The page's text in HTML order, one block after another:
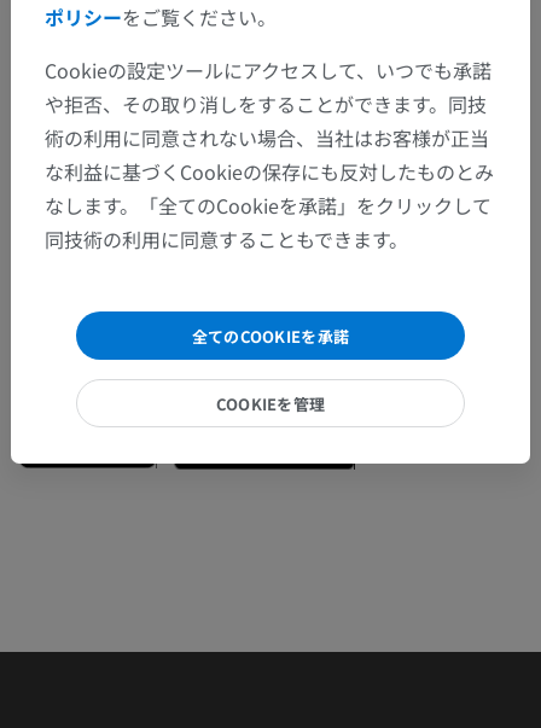
翻訳
間違いを発見しましたか？
修正や翻訳、内容の改善の提案がありましたらどう
ぞお知らせください。
ポリシーをご覧ください。
Cookieの設定ツールにアクセスして、いつでも承諾
や拒否、その取り消しをすることができます。同技
術の利用に同意されない場合、当社はお客様が正当
な利益に基づくCookieの保存にも反対したものとみ
なします。「全てのCookieを承諾」をクリックして
同技術の利用に同意することもできます。
全てのCOOKIEを承諾
COOKIEを管理